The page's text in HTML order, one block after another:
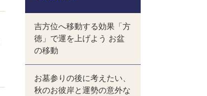
吉方位へ移動する効果「方
徳」で運を上げよう お盆
の移動
お墓参りの後に考えたい、
秋のお彼岸と運勢の意外な